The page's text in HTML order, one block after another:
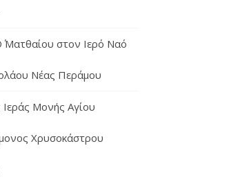
Ματθαίου στον Ιερό Ναό
Νέας Περάμου
Ιεράς Μονής Αγίου
Χρυσοκάστρου